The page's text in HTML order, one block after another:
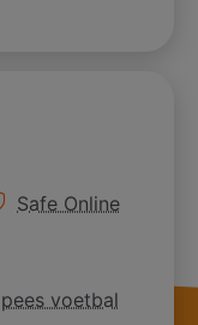
Meer informatie
Safe Online
voetbal